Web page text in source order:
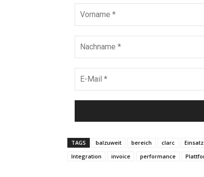
TAGS balzuweit bereich clarc Einsatz
Integration
invoice performance